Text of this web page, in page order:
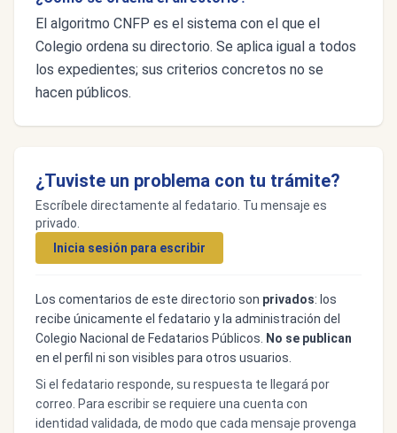
El algoritmo CNFP es el sistema con el que el
Colegio ordena su directorio. Se aplica igual a todos
los expedientes; sus criterios concretos no se
hacen públicos.
¿Tuviste un problema con tu trámite?
Escríbele directamente al fedatario. Tu mensaje es
privado.
Inicia sesión para escribir
Los comentarios de este directorio son privados: los
recibe únicamente el fedatario y la administración del
Colegio Nacional de Fedatarios Públicos.
No se publican
en el perfil ni son visibles para otros usuarios.
Si el fedatario responde, su respuesta te llegará por
correo. Para escribir se requiere una cuenta con
identidad validada, de modo que cada mensaje provenga